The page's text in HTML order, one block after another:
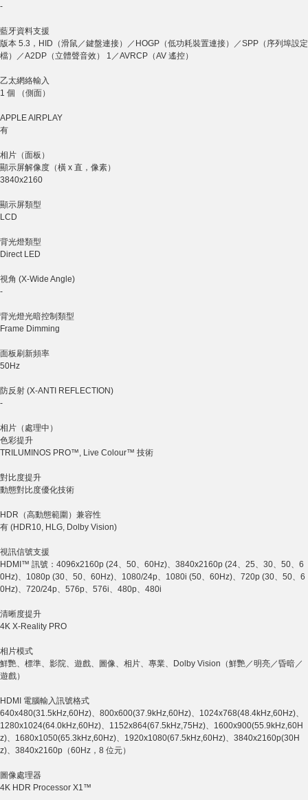
-
藍牙資料支援
版本 5.3，HID（滑鼠／鍵盤連接）／HOGP（低功耗裝置連接）／SPP（序列埠設定
檔）／A2DP（立體聲音效） 1／AVRCP（AV 遙控）
乙太網絡輸入
1 個 （側面）
APPLE AIRPLAY
有
相片（面板）
顯示屏解像度（橫 x 直，像素）
3840x2160
顯示屏類型
LCD
背光燈類型
Direct LED
視角 (X-Wide Angle)
-
背光燈光暗控制類型
Frame Dimming
面板刷新頻率
50Hz
防反射 (X-ANTI REFLECTION)
-
相片（處理中）
色彩提升
TRILUMINOS PRO™, Live Colour™ 技術
對比度提升
動態對比度優化技術
HDR（高動態範圍）兼容性
有 (HDR10, HLG, Dolby Vision)
視訊信號支援
HDMI™ 訊號：4096x2160p (24、50、60Hz)、3840x2160p (24、25、30、50、6
0Hz)、1080p (30、50、60Hz)、1080/24p、1080i (50、60Hz)、720p (30、50、6
0Hz)、720/24p、576p、576i、480p、480i
清晰度提升
4K X-Reality PRO
相片模式
鮮艷、標準、影院、遊戲、圖像、相片、專業、Dolby Vision（鮮艷／明亮／昏暗／
遊戲）
HDMI 電腦輸入訊號格式
640x480(31.5kHz,60Hz)、800x600(37.9kHz,60Hz)、1024x768(48.4kHz,60Hz)、
1280x1024(64.0kHz,60Hz)、1152x864(67.5kHz,75Hz)、1600x900(55.9kHz,60H
z)、1680x1050(65.3kHz,60Hz)、1920x1080(67.5kHz,60Hz)、3840x2160p(30H
z)、3840x2160p（60Hz，8 位元）
圖像處理器
4K HDR Processor X1™